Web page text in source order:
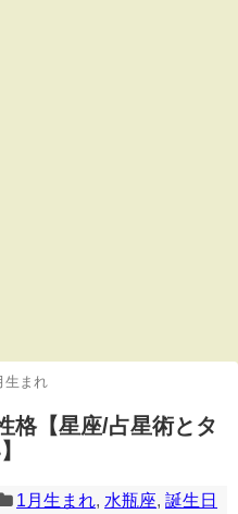
生まれ
格【星座/占星術とタ
1月生まれ, 水瓶座,誕生日